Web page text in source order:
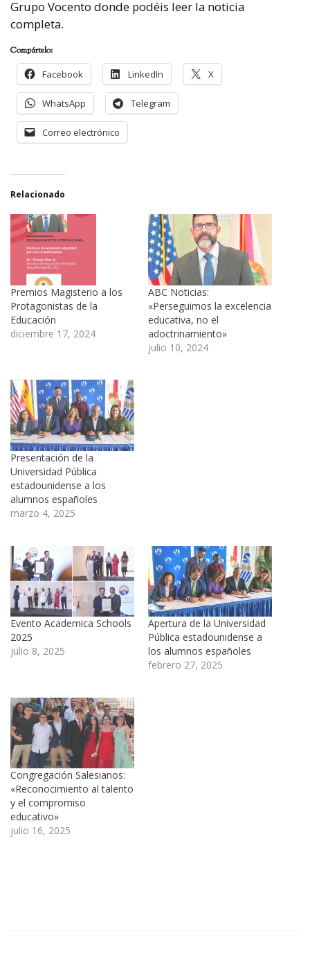
Grupo Vocento donde podéis leer la noticia
completa.
Compártelo:
Facebook
LinkedIn X
WhatsApp Telegram
Correo electrónico
Relacionado
Premios Magisterio a los
Protagonistas de la
Educación
diciembre 17, 2024
ABC Noticias:
«Perseguimos la excelencia
educativa, no el
adoctrinamiento»
julio 10, 2024
Presentación de la
Universidad Pública
estadounidense a los
alumnos españoles
marzo 4, 2025
Evento Academica Schools
2025
julio 8, 2025
Apertura de la Universidad
Pública estadounidense a
los alumnos españoles
febrero 27, 2025
Congregación Salesianos:
«Reconocimiento al talento
y el compromiso
educativo»
julio 16, 2025